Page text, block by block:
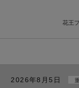
花王
2026年8月5日